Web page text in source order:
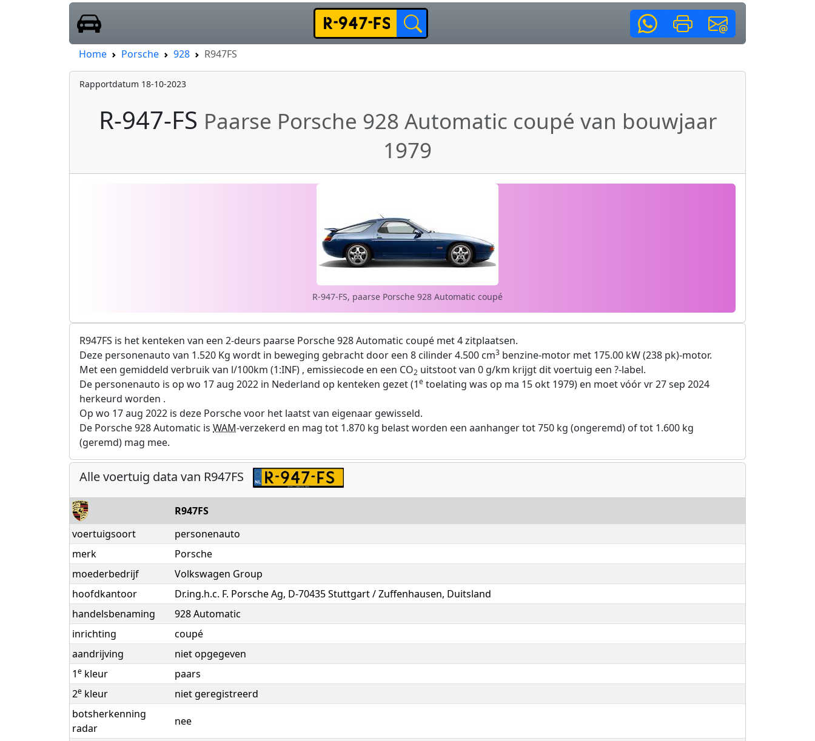
Home Porsche 928 R947FS
Rapportdatum 18-10-2023
R-947-FS Paarse Porsche 928 Automatic coupé van bouwjaar
1979
R-947-FS, paarse Porsche 928 Automatic coupé
R947FS is het kenteken van een 2-deurs paarse Porsche 928 Automatic coupé met 4 zitplaatsen.
Deze personenauto van 1.520 Kg wordt in beweging gebracht door een 8 cilinder 4.500 cm3 benzine-motor met 175.00 kW (238 pk)-motor.
Met een gemiddeld verbruik van l/100km (1:INF) , emissiecode en een CO2 uitstoot van 0 g/km krijgt dit voertuig een ?-label.
De personenauto is op wo 17 aug 2022 in Nederland op kenteken gezet (1e toelating was op ma 15 okt 1979) en moet vóór vr 27 sep 2024
herkeurd worden .
Op wo 17 aug 2022 is deze Porsche voor het laatst van eigenaar gewisseld.
De Porsche 928 Automatic is WAM-verzekerd en mag tot 1.870 kg belast worden een aanhanger tot 750 kg (ongeremd) of tot 1.600 kg
(geremd) mag mee.
Alle voertuig data van R947FS
R947FS
voertuigsoort
personenauto
merk
Porsche
moederbedrijf
Volkswagen Group
hoofdkantoor
Dr.ing.h.c. F. Porsche Ag, D-70435 Stuttgart / Zuffenhausen, Duitsland
handelsbenaming
928 Automatic
inrichting
coupé
aandrijving
niet opgegeven
1e kleur
paars
2e kleur
niet geregistreerd
botsherkenning
radar
nee